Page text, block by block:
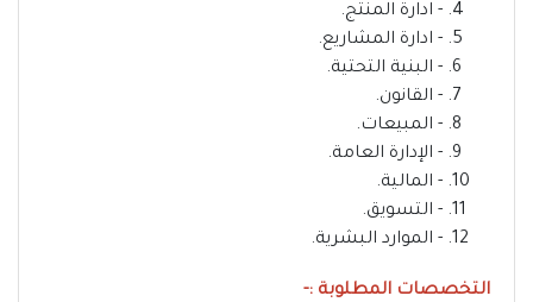
- ادارة المنتج.
- ادارة المشاريع.
- البنية التحتية.
- القانون.
- المبيعات.
- الإدارة العامة.
- المالية.
- التسويق.
- الموارد البشرية.
التخصصات المطلوبة :-